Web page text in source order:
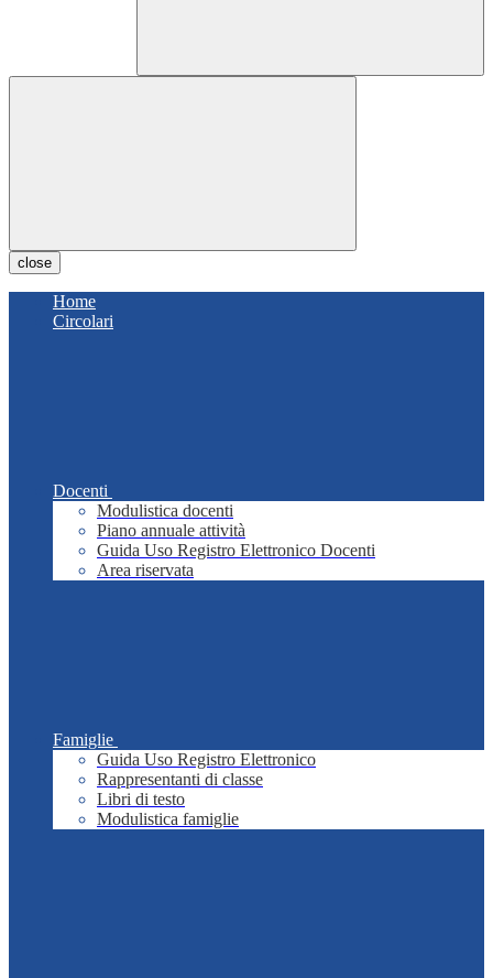
close
Home
Circolari
Docenti
Modulistica docenti
Piano annuale attività
Guida Uso Registro Elettronico Docenti
Area riservata
Famiglie
Guida Uso Registro Elettronico
Rappresentanti di classe
Libri di testo
Modulistica famiglie